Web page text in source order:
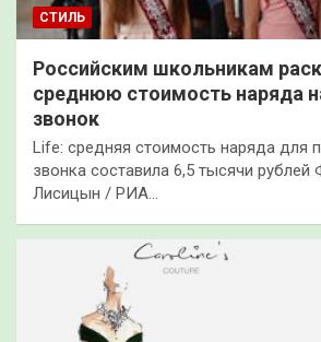
СТИЛЬ
Российским школьникам
среднюю стоимость наряда
звонок
Life: средняя стоимость наряда для
звонка составила 6,5 тысячи рублей
Лисицын / РИА…